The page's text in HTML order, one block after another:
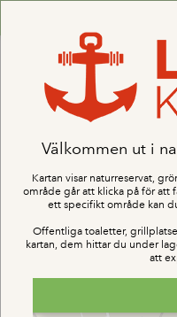
All
Välkommen ut i
Kartan visar naturreservat,
område går att klicka på för
ett specifikt område kan
Offentliga toaletter,
kartan, dem hittar du under
att